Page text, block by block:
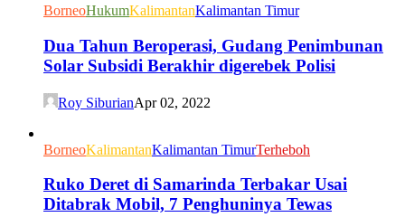
BorneoHukumKalimantanKalimantan Timur
Dua Tahun Beroperasi, Gudang Penimbunan
Solar Subsidi Berakhir digerebek Polisi
Roy SiburianApr 02, 2022
BorneoKalimantanKalimantan TimurTerheboh
Ruko Deret di Samarinda Terbakar Usai
Ditabrak Mobil, 7 Penghuninya Tewas